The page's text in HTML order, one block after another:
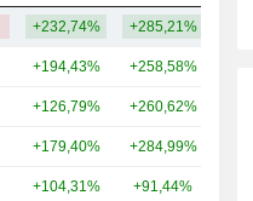
+232,74% +285,21%
+194,43% +258,58%
+126,79% +260,62%
+179,40% +284,99%
+104,31% +91,44%